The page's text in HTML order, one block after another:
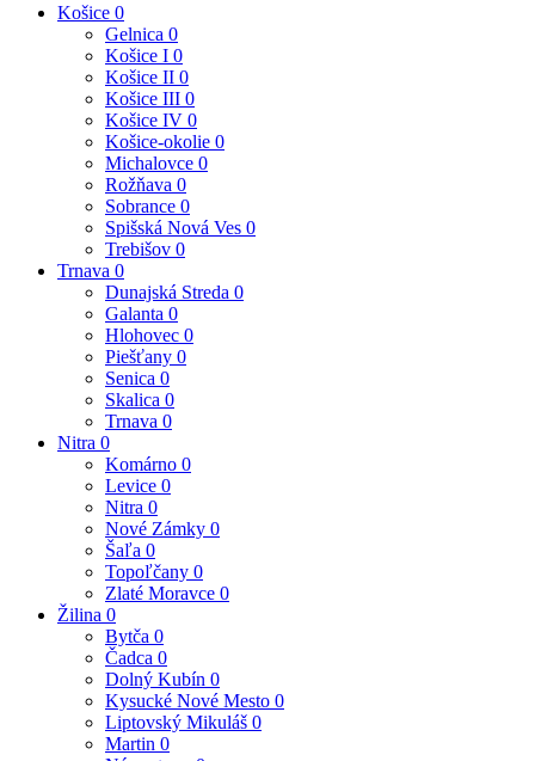
Košice 0
Gelnica 0
Košice I 0
Košice II 0
Košice III 0
Košice IV 0
Košice-okolie 0
Michalovce 0
Rožňava 0
Sobrance 0
Spišská Nová Ves 0
Trebišov 0
Trnava 0
Dunajská Streda 0
Galanta 0
Hlohovec 0
Piešťany 0
Senica 0
Skalica 0
Trnava 0
Nitra 0
Komárno 0
Levice 0
Nitra 0
Nové Zámky 0
Šaľa 0
Topoľčany 0
Zlaté Moravce 0
Žilina 0
Bytča 0
Čadca 0
Dolný Kubín 0
Kysucké Nové Mesto 0
Liptovský Mikuláš 0
Martin 0